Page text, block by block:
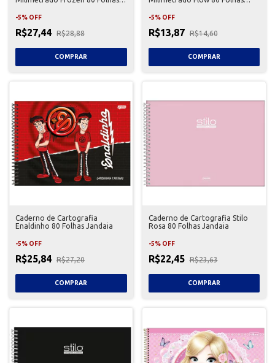
-5% OFF
R$27,44 R$28,88
-5% OFF
R$13,87 R$14,60
Caderno de Cartografia
Enaldinho 80 Folhas Jandaia
-5% OFF
R$25,84 R$27,20
Caderno de Cartografia Stilo
Rosa 80 Folhas Jandaia
-5% OFF
R$22,45 R$23,63